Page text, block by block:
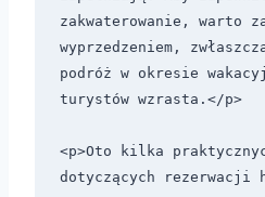
zakwaterowanie, warto
wyprzedzeniem,
podróż w okresie
turystów wzrasta.</p>
<p>Oto kilka
dotyczących rezerwacji